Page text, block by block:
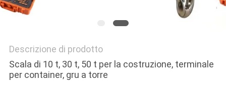
Descrizione di prodotto
Scala di 10 t, 30 t, 50 t per la costruzione, terminale
per container, gru a torre